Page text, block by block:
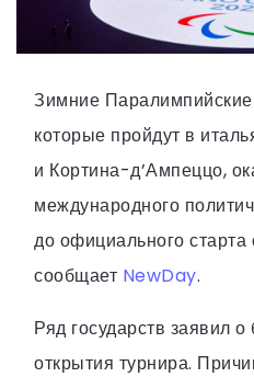
Зимние
которые пройдут в
и Кортина-д’Ампеццо,
международного
до официального
сообщает NewDay.
Ряд государств заявил
открытия турнира.